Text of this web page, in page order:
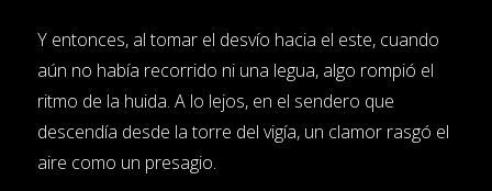
Y entonces, al tomar el desvío hacia el este, cuando
aún no había recorrido ni una legua, algo rompió el
ritmo de la huida. A lo lejos, en el sendero que
descendía desde la torre del vigía, un clamor rasgó el
aire como un presagio.